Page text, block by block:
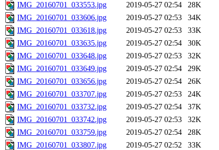
IMG_20160701_033553.jpg
2019-05-27 02:54
28K
IMG_20160701_033606.jpg
2019-05-27 02:53
34K
IMG_20160701_033618.jpg
2019-05-27 02:53
33K
IMG_20160701_033635.jpg
2019-05-27 02:54
30K
IMG_20160701_033648.jpg
2019-05-27 02:53
32K
IMG_20160701_033649.jpg
2019-05-27 02:54
29K
IMG_20160701_033656.jpg
2019-05-27 02:54
26K
IMG_20160701_033707.jpg
2019-05-27 02:53
24K
IMG_20160701_033732.jpg
2019-05-27 02:54
37K
IMG_20160701_033742.jpg
2019-05-27 02:53
32K
IMG_20160701_033759.jpg
2019-05-27 02:54
28K
IMG_20160701_033807.jpg
2019-05-27 02:52
33K